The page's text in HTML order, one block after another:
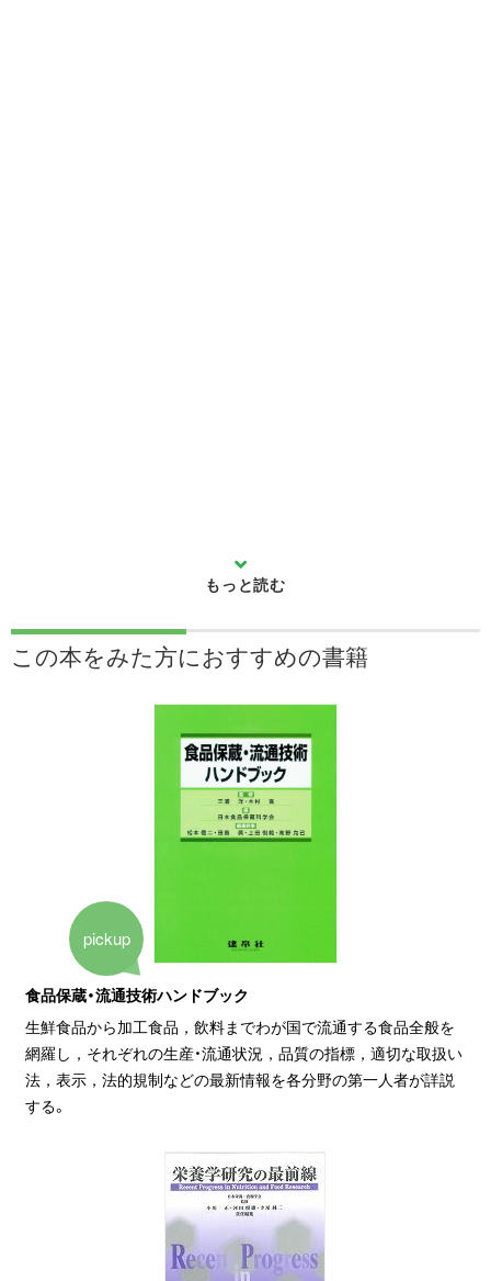
この本をみた方におすすめの書籍
pickup
食品保蔵・流通技術ハンドブック
生鮮食品から加工食品，飲料までわが国で流通する食品全般を
網羅し，それぞれの生産・流通状況，品質の指標，適切な取扱い
法，表示，法的規制などの最新情報を各分野の第一人者が詳説
する。